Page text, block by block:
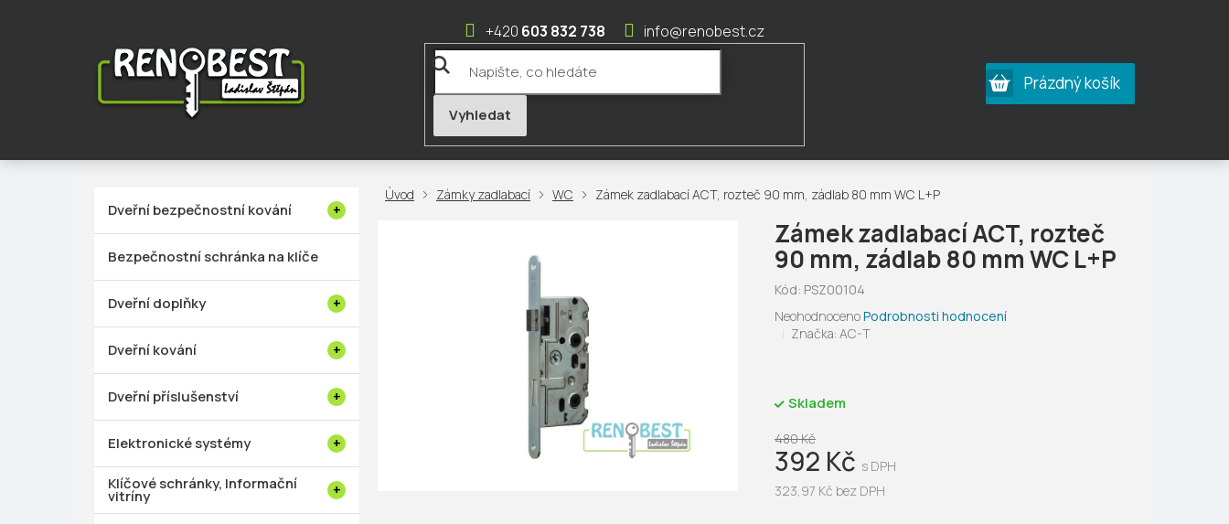
603 832 738 info@renobest.cz
Nákupní
košík
Prázdný košík
p
n
l
Dveřní bezpečnostní kování
Bezpečnostní schránka na klíče
Dveřní doplňky
Dveřní kování
Dveřní příslušenství
Elektronické systémy
Klíčové schránky, Informační
vitríny
Zámek zadlabací ACT, rozteč
90 mm, zádlab 80 mm WC L+P
Kód: PSZ00104
Průměrné
hodnocení
z
hvězdiček.
NeohodnocenoPodrobnosti hodnocení
Značka:AC-T
480 Kč
392 Kč
323,97 Kč bez DPH
Skladem
Zámky zadlabací WC Zámek zadlabací ACT, rozteč 90 mm, zádlab 80 mm WC L+P